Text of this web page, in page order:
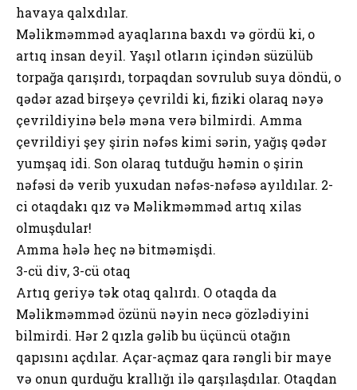
havaya qalxdılar.
Məlikməmməd ayaqlarına baxdı və gördü ki, o
artıq insan deyil. Yaşıl otların içindən süzülüb
torpağa qarışırdı, torpaqdan sovrulub suya döndü, o
qədər azad birşeyə çevrildi ki, fiziki olaraq nəyə
çevrildiyinə belə məna verə bilmirdi. Amma
çevrildiyi şey şirin nəfəs kimi sərin, yağış qədər
yumşaq idi. Son olaraq tutduğu həmin o şirin
nəfəsi də verib yuxudan nəfəs-nəfəsə ayıldılar. 2-
ci otaqdakı qız və Məlikməmməd artıq xilas
olmuşdular!
Amma hələ heç nə bitməmişdi.
3-cü div, 3-cü otaq
Artıq geriyə tək otaq qalırdı. O otaqda da
Məlikməmməd özünü nəyin necə gözlədiyini
bilmirdi. Hər 2 qızla gəlib bu üçüncü otağın
qapısını açdılar. Açar-açmaz qara rəngli bir maye
və onun qurduğu krallığı ilə qarşılaşdılar. Otaqdan